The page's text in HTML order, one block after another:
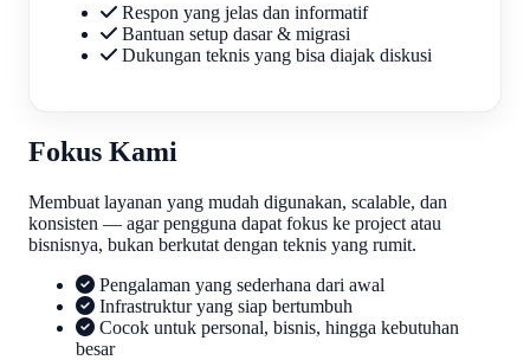
Respon yang jelas dan informatif
Bantuan setup dasar & migrasi
Dukungan teknis yang bisa diajak diskusi
Fokus Kami
Membuat layanan yang mudah digunakan, scalable, dan
konsisten — agar pengguna dapat fokus ke project atau
bisnisnya, bukan berkutat dengan teknis yang rumit.
Pengalaman yang sederhana dari awal
Infrastruktur yang siap bertumbuh
Cocok untuk personal, bisnis, hingga kebutuhan
besar